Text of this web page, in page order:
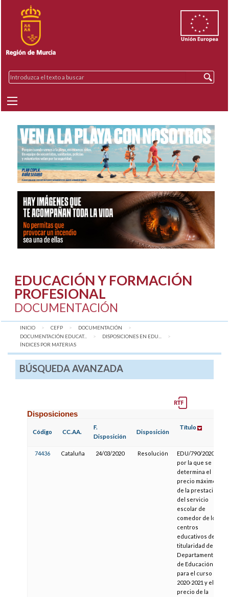
EDUCACIÓN Y FORMACIÓN
PROFESIONAL
DOCUMENTACIÓN
INICIO CEFP
DOCUMENTACIÓN
DOCUMENTACIÓN EDUCAT...
DISPOSICIONES EN EDU...
AQUÍ:
ÍNDICES POR MATERIAS
BÚSQUEDA AVANZADA
Disposiciones
Código CC.AA.
F.
Disposición
Disposición
Título
74436 Cataluña 24/03/2020 Resolución
EDU/790/2020,
por la que se
determina el
precio máximo
de la prestación
del servicio
escolar de
comedor de los
centros
educativos de
titularidad del
Departamento
de Educación
para el curso
2020-2021 y el
precio de la